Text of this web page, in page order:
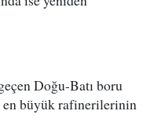
Doğu-Batı boru
en büyük rafinerilerinin